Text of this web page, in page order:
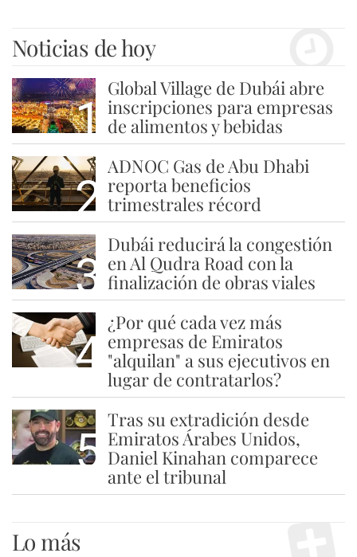
Noticias de hoy
1
Global Village de Dubái abre
inscripciones para empresas
de alimentos y bebidas
2
ADNOC Gas de Abu Dhabi
reporta beneficios
trimestrales récord
3
Dubái reducirá la congestión
en Al Qudra Road con la
finalización de obras viales
4
¿Por qué cada vez más
empresas de Emiratos
"alquilan" a sus ejecutivos en
lugar de contratarlos?
5
Tras su extradición desde
Emiratos Árabes Unidos,
Daniel Kinahan comparece
ante el tribunal
Lo más